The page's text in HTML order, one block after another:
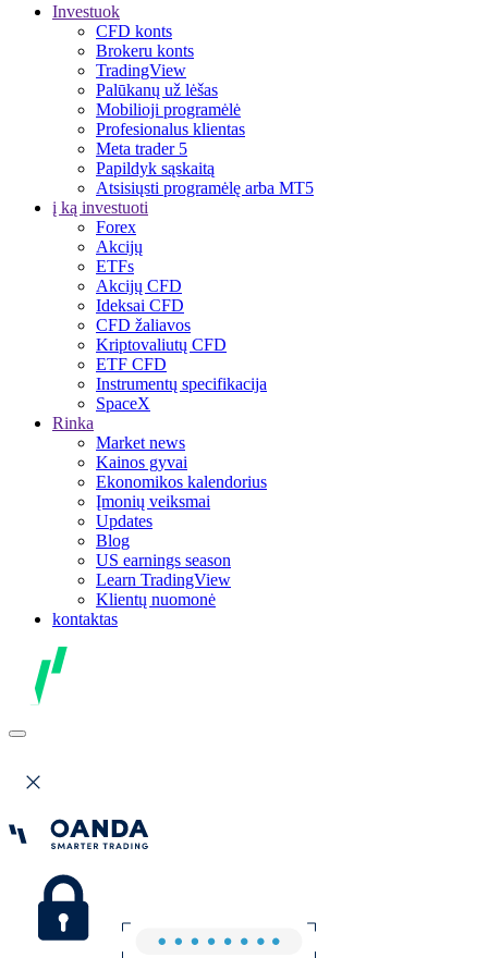
Investuok
CFD konts
Brokeru konts
TradingView
Palūkanų už lėšas
Mobilioji programėlė
Profesionalus klientas
Meta trader 5
Papildyk sąskaitą
Atsisiųsti programėlę arba MT5
į ką investuoti
Forex
Akcijų
ETFs
Akcijų CFD
Ideksai CFD
CFD žaliavos
Kriptovaliutų CFD
ETF CFD
Instrumentų specifikacija
SpaceX
Rinka
Market news
Kainos gyvai
Ekonomikos kalendorius
Įmonių veiksmai
Updates
Blog
US earnings season
Learn TradingView
Klientų nuomonė
kontaktas